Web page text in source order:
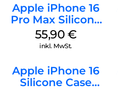
Apple iPhone 16
Pro Max Silicone
Case MagSafe
Stone Gray
55,90 €
inkl. MwSt.
Apple iPhone 16
Silicone Case